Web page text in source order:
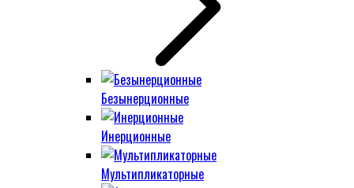
Безынерционные
Инерционные
Мультипликаторные